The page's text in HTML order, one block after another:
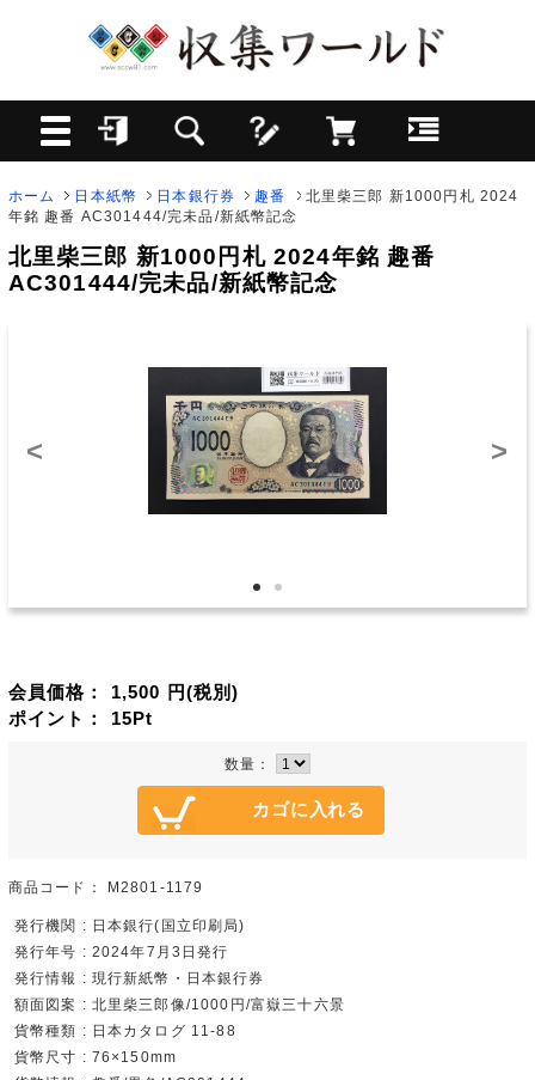
ホーム 日本紙幣 日本銀行券 趣番
北里柴三郎 新1000円札 2024
年銘 趣番 AC301444/完未品/新紙幣記念
北里柴三郎 新1000円札 2024年銘 趣番
AC301444/完未品/新紙幣記念
< >
会員価格： 1,500 円(税別)
ポイント： 15Pt
数量：
商品コード： M2801-1179
発行機関 : 日本銀行(国立印刷局)
発行年号 : 2024年7月3日発行
発行情報 : 現行新紙幣・日本銀行券
額面図案 : 北里柴三郎像/1000円/富嶽三十六景
貨幣種類 : 日本カタログ 11-88
貨幣尺寸 : 76×150mm